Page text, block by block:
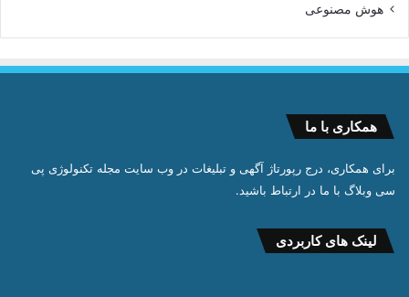
هوش مصنوعی
همکاری با ما
برای همکاری، درج رپورتاژ آگهی و تبلیغات در وب سایت مجله تکنولوژی پی
سی وبلاگ با ما در ارتباط باشید.
لینک های کاربردی